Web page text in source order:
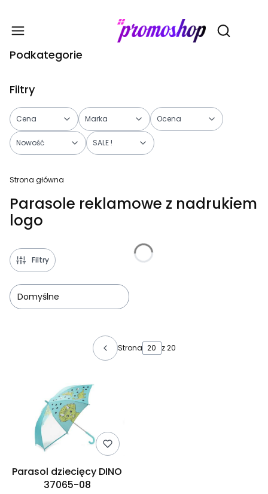
Otwórz
Podkategorie
Filtry
Cena Marka Ocena
Nowość SALE !
Strona główna
Parasole reklamowe z nadrukiem
logo
Filtry
Domyślne
Strona z 20
Parasol dziecięcy DINO
37065-08